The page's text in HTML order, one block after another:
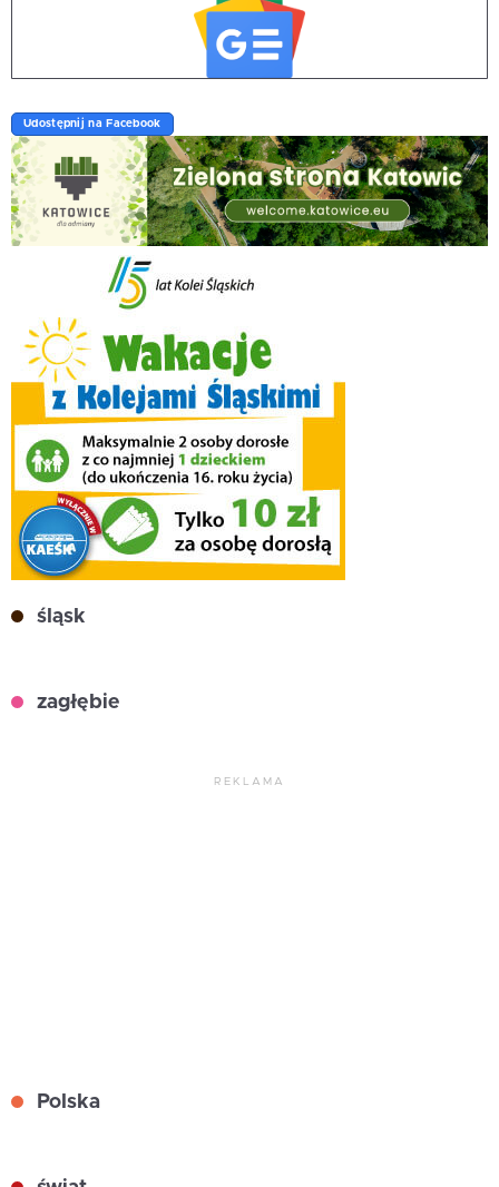
Udostępnij na Facebook
śląsk
zagłębie
REKLAMA
Polska